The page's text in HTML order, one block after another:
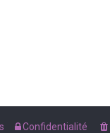
Confidentialité